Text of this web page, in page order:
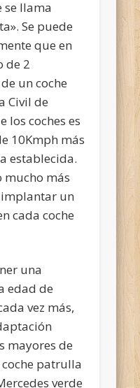
se llama
Se puede
que en
de 2
un coche
Civil de
los coches es
10Kmph más
establecida.
mucho más
un
cada coche
una
edad de
vez más,
mayores de
patrulla
verde